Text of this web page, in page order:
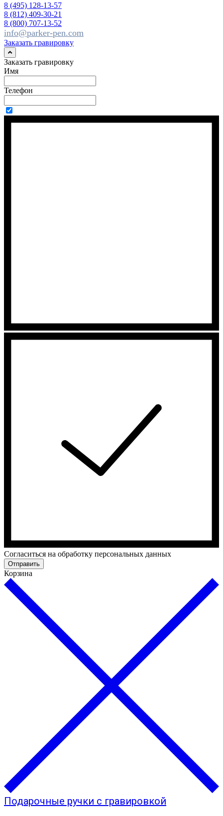
8 (495) 128-13-57
8 (812) 409-30-21
8 (800) 707-13-52
info@parker-pen.com
Заказать гравировку
Заказать гравировку
Имя
Телефон
Cогласиться на обработку персональных данных
Отправить
Корзина
Подарочные ручки с гравировкой